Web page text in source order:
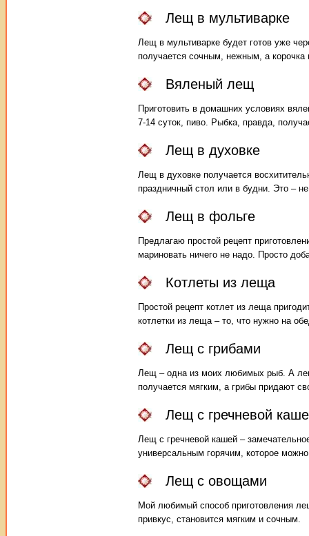
Лещ в мультиварке
Лещ в мультиварке будет готов уже
получается сочным, нежным, а корочка
Вяленый лещ
Приготовить в домашних условиях
7-14 суток, пиво. Рыбка, правда,
Лещ в духовке
Лещ в духовке получается
праздничный стол или в будни. Это –
Лещ в фольге
Предлагаю простой рецепт
мариновать ничего не надо. Просто
Котлеты из леща
Простой рецепт котлет из леща
котлетки из леща – то, что нужно на
Лещ с грибами
Лещ – одна из моих любимых рыб. А
получается мягким, а грибы придают
Лещ с гречневой
Лещ с гречневой кашей –
универсальным горячим, которое
Лещ с овощами
Мой любимый способ приготовления
привкус, становится мягким и сочным.